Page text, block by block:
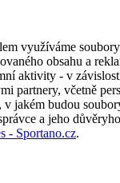
využíváme
obsahu a
aktivity - v
včetně
jakém budou
a jeho
- Sportano.cz.